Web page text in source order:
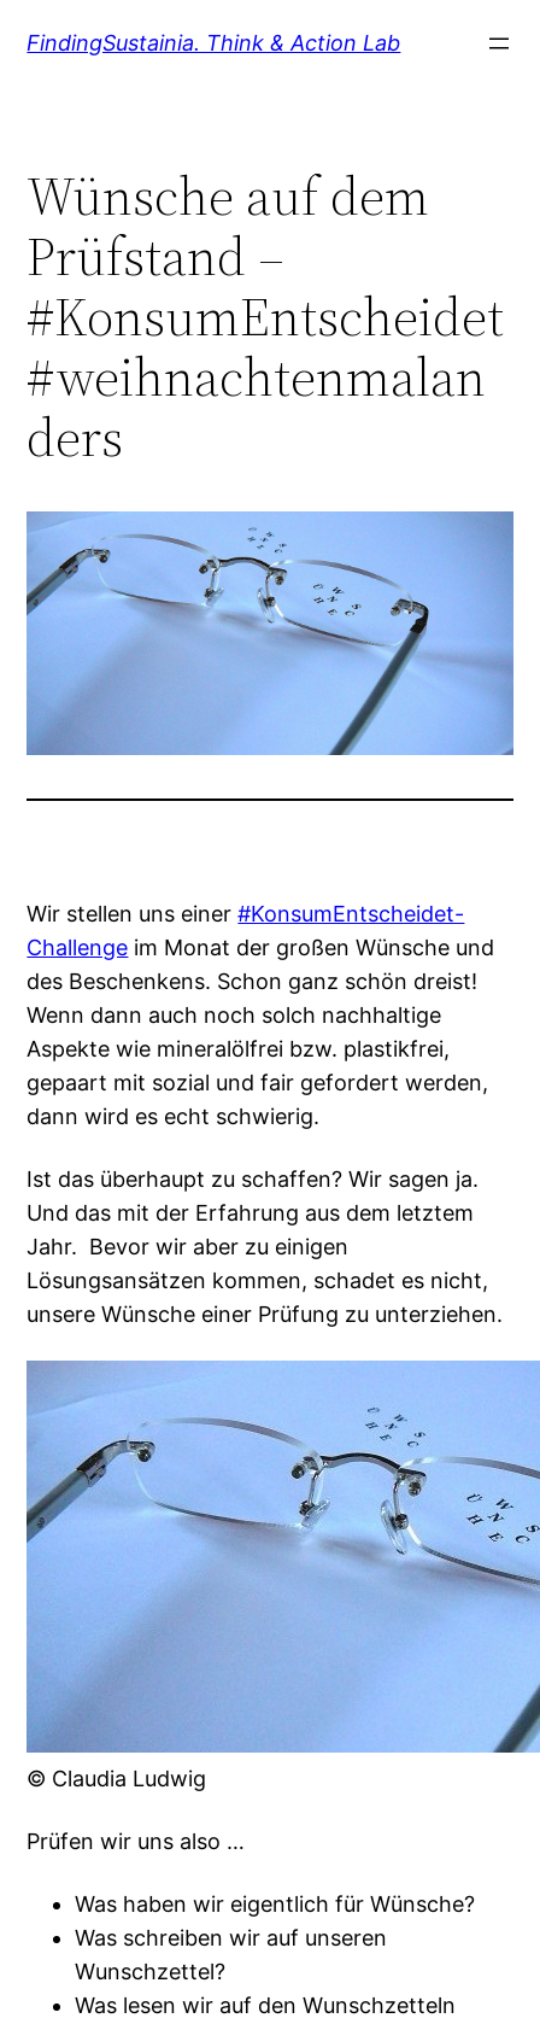
InhaltFindingSustainia. Think & Action Lab
Wünsche auf dem
Prüfstand –
#KonsumEntscheidet
#weihnachtenmalan
ders
Wir stellen uns einer#KonsumEntscheidet-
Challenge im Monat der großen Wünsche und
des Beschenkens. Schon ganz schön dreist!
Wenn dann auch noch solch nachhaltige
Aspekte wie mineralölfrei bzw. plastikfrei,
gepaart mit sozial und fair gefordert werden,
dann wird es echt schwierig.
Ist das überhaupt zu schaffen? Wir sagen ja.
Und das mit der Erfahrung aus dem letztem
Jahr. Bevor wir aber zu einigen
Lösungsansätzen kommen, schadet es nicht,
unsere Wünsche einer Prüfung zu unterziehen.
© Claudia Ludwig
Prüfen wir uns also …
Was haben wir eigentlich für Wünsche?
Was schreiben wir auf unseren
Wunschzettel?
Was lesen wir auf den Wunschzetteln